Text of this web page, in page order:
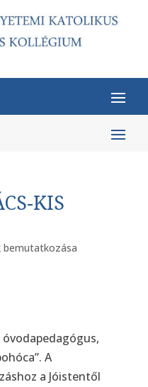
KIS
bemutatkozása
óvodapedagógus,
A
a Jóistentől